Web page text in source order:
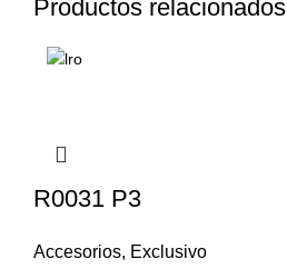
Productos relacionados
R0031 P3
Accesorios, Exclusivo